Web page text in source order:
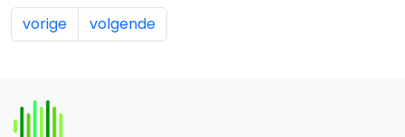
vorige volgende